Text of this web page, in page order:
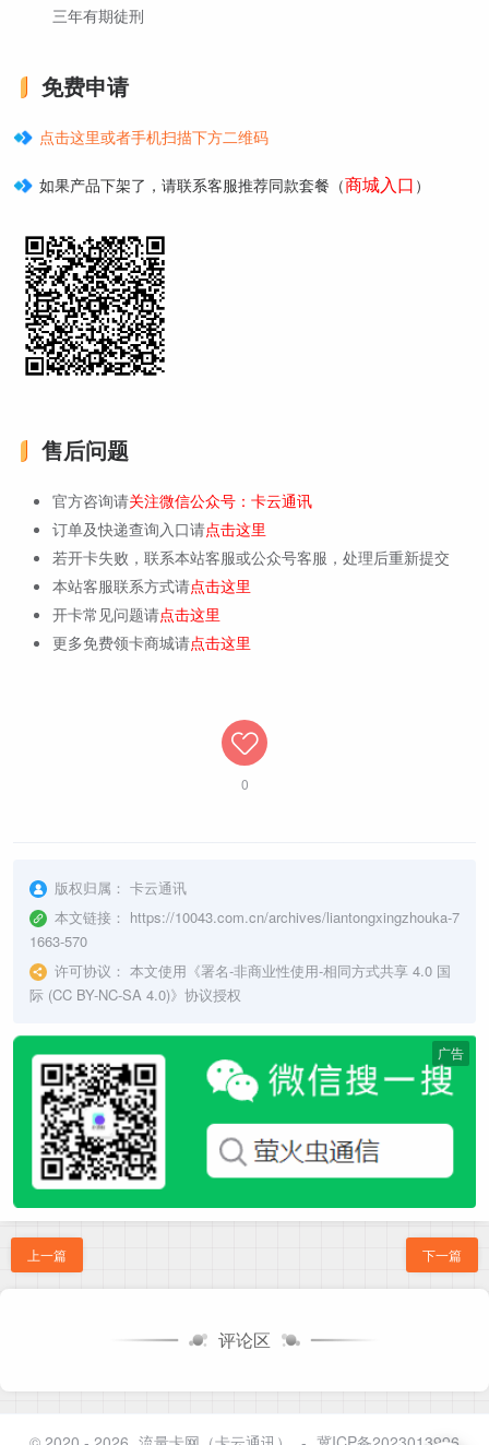
三年有期徒刑
免费申请
点击这里或者手机扫描下方二维码
如果产品下架了，请联系客服推荐同款套餐（商城入口 ）
售后问题
官方咨询请关注微信公众号：卡云通讯
订单及快递查询入口请点击这里
若开卡失败，联系本站客服或公众号客服，处理后重新提交
本站客服联系方式请点击这里
开卡常见问题请点击这里
更多免费领卡商城请点击这里
0
版权归属： 卡云通讯
本文链接： https://10043.com.cn/archives/liantongxingzhouka-7
1663-570
许可协议： 本文使用《署名-非商业性使用-相同方式共享 4.0 国
际 (CC BY-NC-SA 4.0)》协议授权
广告
上一篇 下一篇
评论区